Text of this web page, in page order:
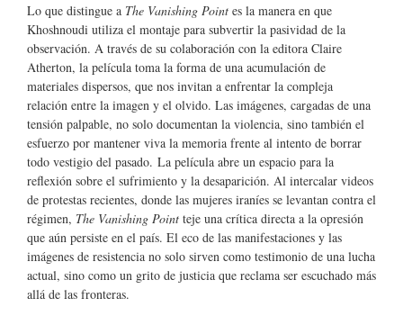
Lo que distingue a The Vanishing Point es la manera en que
Khoshnoudi utiliza el montaje para subvertir la pasividad de la
observación. A través de su colaboración con la editora Claire
Atherton, la película toma la forma de una acumulación de
materiales dispersos, que nos invitan a enfrentar la compleja
relación entre la imagen y el olvido. Las imágenes, cargadas de una
tensión palpable, no solo documentan la violencia, sino también el
esfuerzo por mantener viva la memoria frente al intento de borrar
todo vestigio del pasado. La película abre un espacio para la
reflexión sobre el sufrimiento y la desaparición. Al intercalar videos
de protestas recientes, donde las mujeres iraníes se levantan contra el
régimen, The Vanishing Point teje una crítica directa a la opresión
que aún persiste en el país. El eco de las manifestaciones y las
imágenes de resistencia no solo sirven como testimonio de una lucha
actual, sino como un grito de justicia que reclama ser escuchado más
allá de las fronteras.